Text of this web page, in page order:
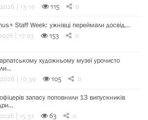
| 13:19 115 0
Staff Week: ужнівці переймали досвід…
| 17:03 153 0
художньому музеї урочисто
| 10:39 105 0
запасу поповнили 13 випускників
| 15:51 63 0